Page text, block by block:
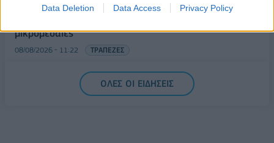
Data Deletion Data Access Privacy Policy
Ελληνική Αναπτυξιακή Τράπεζα: Με «προίκα» 2 δισ.
μικρομεσαίες
08/08/2026 - 11:22 ΤΡΑΠΕΖΕΣ
5G παντού, 6G στον ορίζοντα: Πού βρίσκεται η
Ελλάδα στη μεγάλη τεχνολογική μετάβαση
ΟΛΕΣ ΟΙ ΕΙΔΗΣΕΙΣ